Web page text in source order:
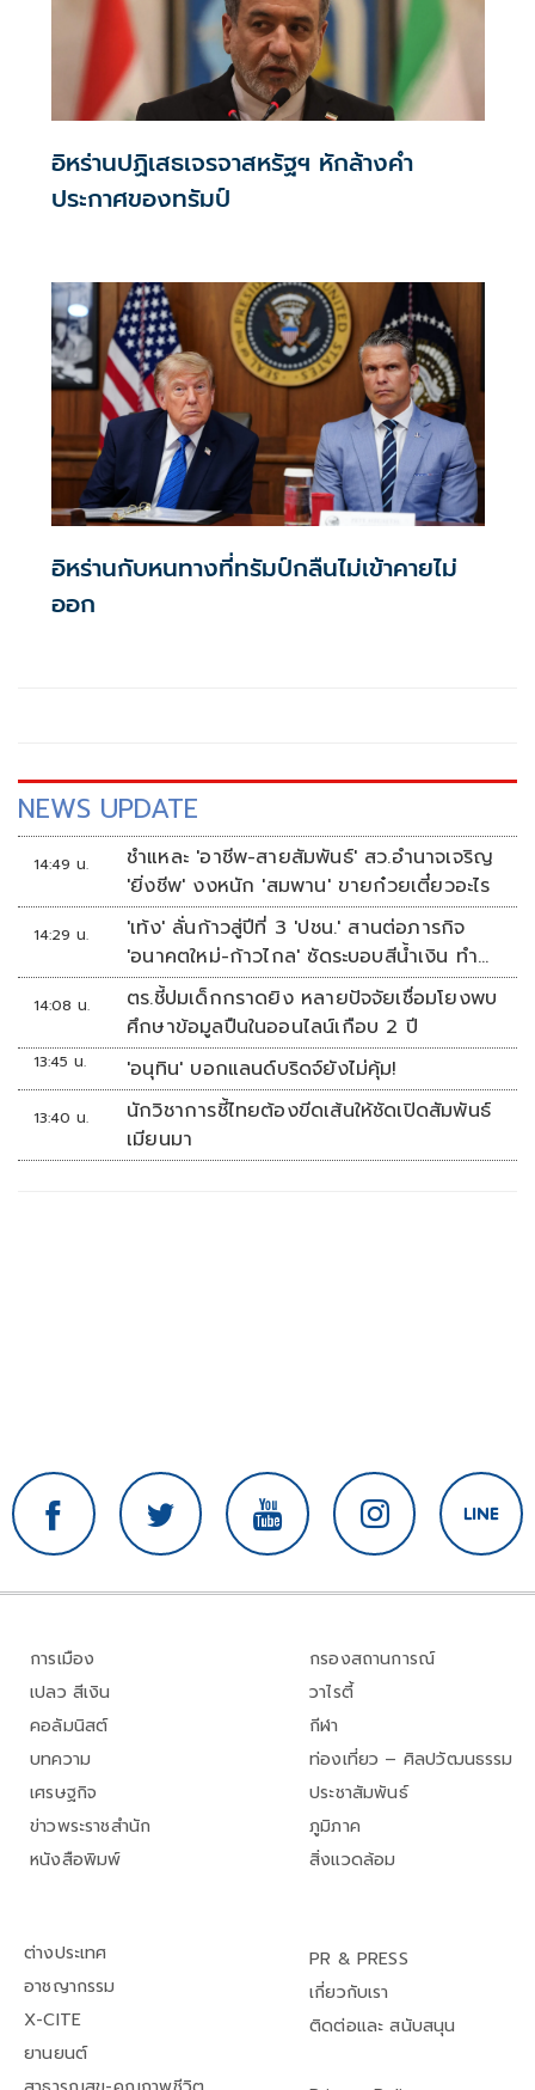
อิหร่านปฏิเสธเจรจาสหรัฐฯ หักล้างคำ
ประกาศของทรัมป์
อิหร่านกับหนทางที่ทรัมป์กลืนไม่เข้าคายไม่
ออก
NEWS UPDATE
14:49 น.
ชำแหละ 'อาชีพ-สายสัมพันธ์' สว.อำนาจเจริญ
'ยิ่งชีพ' งงหนัก 'สมพาน' ขายก๋วยเตี๋ยวอะไร
14:29 น.
'เท้ง' ลั่นก้าวสู่ปีที่ 3 'ปชน.' สานต่อภารกิจ
'อนาคตใหม่-ก้าวไกล' ซัดระบอบสีน้ำเงิน ทำ
หลักนิติรัฐ-นิติธรรมสั่นคลอน
14:08 น.
ตร.ชี้ปมเด็กกราดยิง หลายปัจจัยเชื่อมโยงพบ
ศึกษาข้อมูลปืนในออนไลน์เกือบ 2 ปี
13:45 น. 'อนุทิน' บอกแลนด์บริดจ์ยังไม่คุ้ม!
13:40 น.
นักวิชาการชี้ไทยต้องขีดเส้นให้ชัดเปิดสัมพันธ์
เมียนมา
การเมือง
เปลว สีเงิน
คอลัมนิสต์
บทความ
เศรษฐกิจ
ข่าวพระราชสำนัก
หนังสือพิมพ์
กรองสถานการณ์
วาไรตี้
กีฬา
ท่องเที่ยว – ศิลปวัฒนธรรม
ประชาสัมพันธ์
ภูมิภาค
สิ่งแวดล้อม
ต่างประเทศ
อาชญากรรม
X-CITE
ยานยนต์
PR & PRESS
เกี่ยวกับเรา
ติดต่อและ สนับสนุน